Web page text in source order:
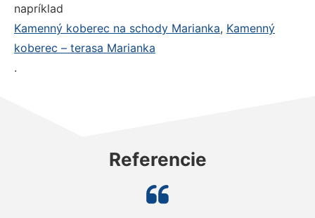
napríklad
Kamenný koberec na schody Marianka, Kamenný
koberec – terasa Marianka
.
Referencie